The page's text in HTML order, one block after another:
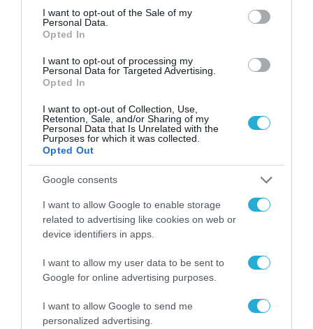
consent section.
I want to opt-out of the Sale of my
Personal Data.
Opted In
I want to opt-out of processing my
Personal Data for Targeted Advertising.
Opted In
I want to opt-out of Collection, Use,
Retention, Sale, and/or Sharing of my
Personal Data that Is Unrelated with the
Purposes for which it was collected.
Opted Out
Google consents
I want to allow Google to enable storage
related to advertising like cookies on web or
device identifiers in apps.
I want to allow my user data to be sent to
Google for online advertising purposes.
I want to allow Google to send me
personalized advertising.
δισ. ευρώ. Από το 2012, που ξεκίνησε η
λειτουργία της Endeavor στην Ελλάδα,
υποστηρίζει 38 επιχειρηματίες, από 27
εταιρείες: Blueground, Centaur, CHB –
Christodoulou Brothers, Dust & Cream, Ergon ,
FrezyDerm, Green Cola, Hellas Direct,
HotelBrain, InstaShop, Konva, NumberAI, Nova
Credit, Matternet, Miroculus, MTI, Orfium,
Pollfish, Raymetrics, Softomotive, Spotawheel,
SYCHEM, Think Digital Group (TDG), Workable.
ENDEAVOR
GREECE
INNOVATIVE
GREEKS
WORKINTECH